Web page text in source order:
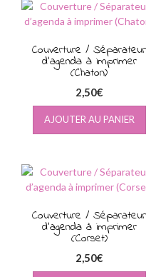
Couverture / Séparateur
d’agenda à imprimer
(Chaton)
2,50€
AJOUTER AU PANIER
Couverture / Séparateur
d’agenda à imprimer
(Corset)
2,50€